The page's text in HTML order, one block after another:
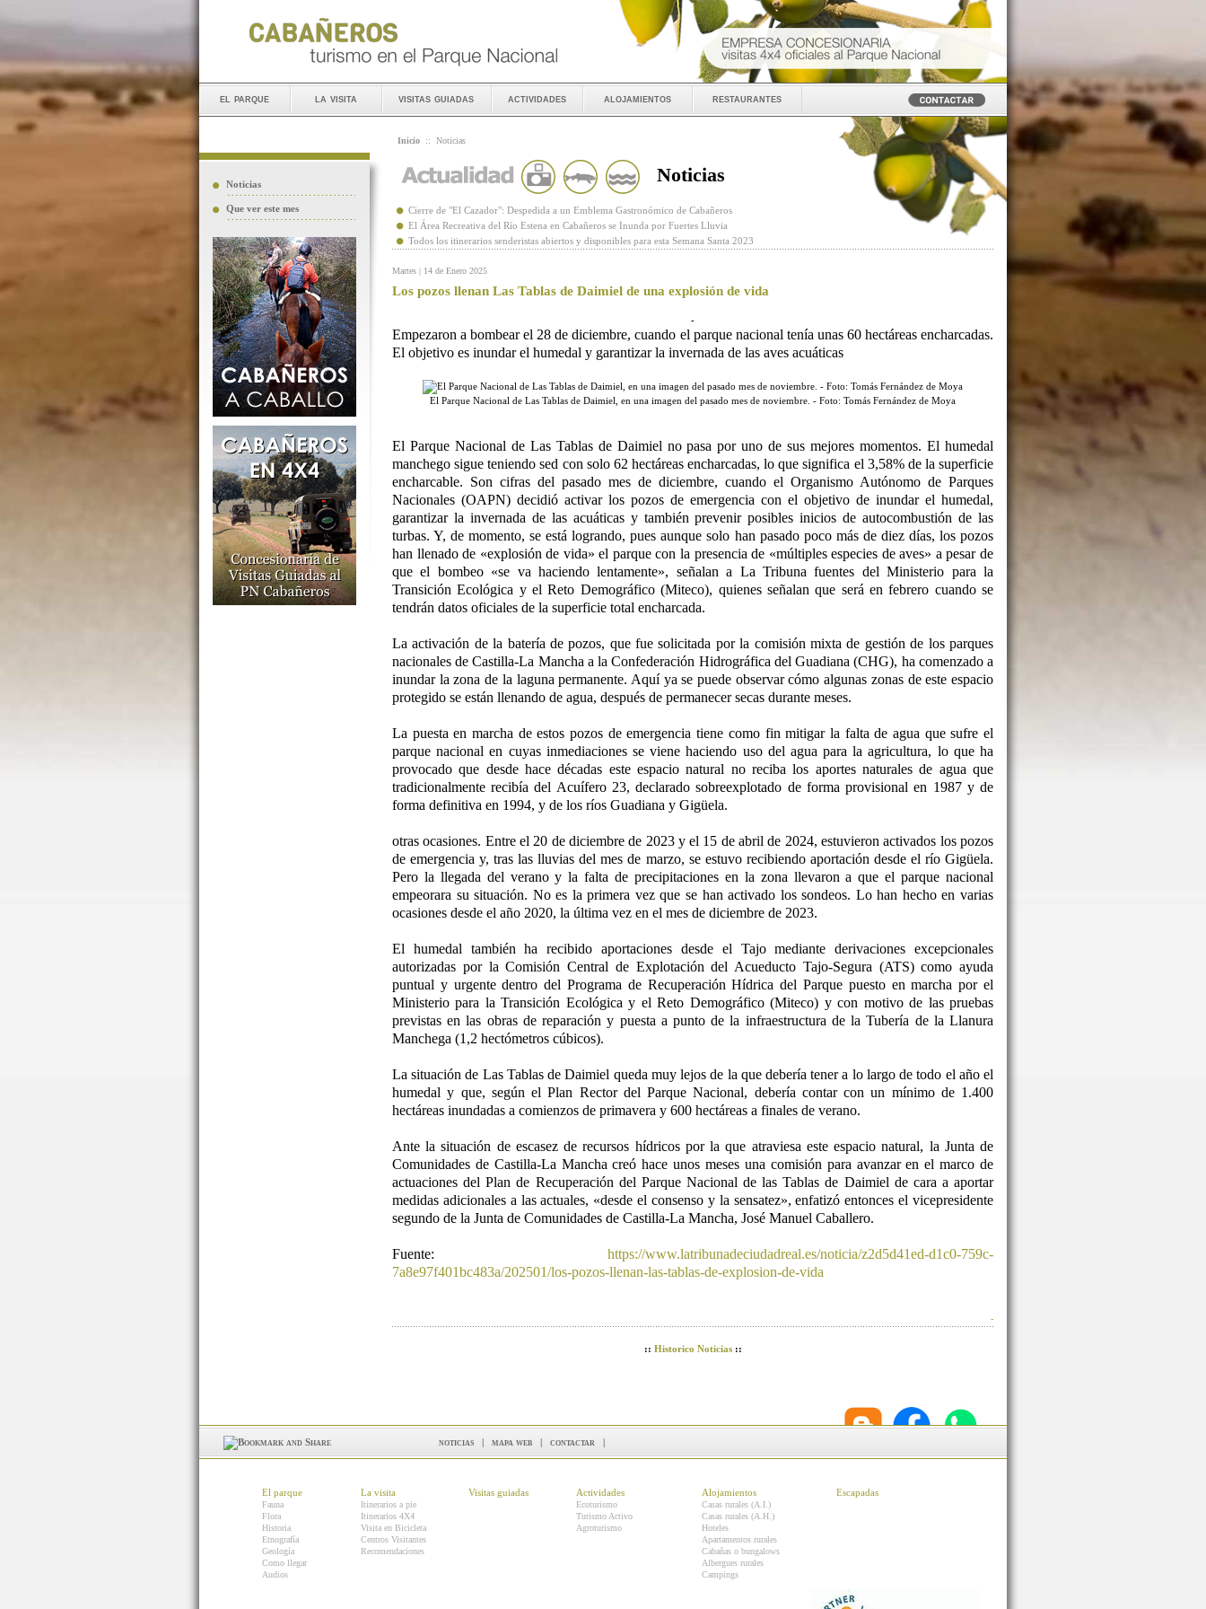
el parque la visita visitas guiadas actividades alojamientos restaurantes
Noticias
Que ver este mes
Inicio :: Noticias
Noticias
Cierre de "El Cazador": Despedida a un Emblema Gastronómico de Cabañeros
El Área Recreativa del Río Estena en Cabañeros se Inunda por Fuertes Lluvia
Todos los itinerarios senderistas abiertos y disponibles para esta Semana Santa 2023
Martes | 14 de Enero 2025
Los pozos llenan Las Tablas de Daimiel de una explosión de vida
-
Empezaron a bombear el 28 de diciembre, cuando el parque nacional tenía unas 60 hectáreas encharcadas.
El objetivo es inundar el humedal y garantizar la invernada de las aves acuáticas
El Parque Nacional de Las Tablas de Daimiel, en una imagen del pasado mes de noviembre. - Foto: Tomás Fernández de Moya
El Parque Nacional de Las Tablas de Daimiel no pasa por uno de sus mejores momentos. El humedal
manchego sigue teniendo sed con solo 62 hectáreas encharcadas, lo que significa el 3,58% de la superficie
encharcable. Son cifras del pasado mes de diciembre, cuando el Organismo Autónomo de Parques
Nacionales (OAPN) decidió activar los pozos de emergencia con el objetivo de inundar el humedal,
garantizar la invernada de las acuáticas y también prevenir posibles inicios de autocombustión de las
turbas. Y, de momento, se está logrando, pues aunque solo han pasado poco más de diez días, los pozos
han llenado de «explosión de vida» el parque con la presencia de «múltiples especies de aves» a pesar de
que el bombeo «se va haciendo lentamente», señalan a La Tribuna fuentes del Ministerio para la
Transición Ecológica y el Reto Demográfico (Miteco), quienes señalan que será en febrero cuando se
tendrán datos oficiales de la superficie total encharcada.
La activación de la batería de pozos, que fue solicitada por la comisión mixta de gestión de los parques
nacionales de Castilla-La Mancha a la Confederación Hidrográfica del Guadiana (CHG), ha comenzado a
inundar la zona de la laguna permanente. Aquí ya se puede observar cómo algunas zonas de este espacio
protegido se están llenando de agua, después de permanecer secas durante meses.
La puesta en marcha de estos pozos de emergencia tiene como fin mitigar la falta de agua que sufre el
parque nacional en cuyas inmediaciones se viene haciendo uso del agua para la agricultura, lo que ha
provocado que desde hace décadas este espacio natural no reciba los aportes naturales de agua que
tradicionalmente recibía del Acuífero 23, declarado sobreexplotado de forma provisional en 1987 y de
forma definitiva en 1994, y de los ríos Guadiana y Gigüela.
otras ocasiones. Entre el 20 de diciembre de 2023 y el 15 de abril de 2024, estuvieron activados los pozos
de emergencia y, tras las lluvias del mes de marzo, se estuvo recibiendo aportación desde el río Gigüela.
Pero la llegada del verano y la falta de precipitaciones en la zona llevaron a que el parque nacional
empeorara su situación. No es la primera vez que se han activado los sondeos. Lo han hecho en varias
ocasiones desde el año 2020, la última vez en el mes de diciembre de 2023.
El humedal también ha recibido aportaciones desde el Tajo mediante derivaciones excepcionales
autorizadas por la Comisión Central de Explotación del Acueducto Tajo-Segura (ATS) como ayuda
puntual y urgente dentro del Programa de Recuperación Hídrica del Parque puesto en marcha por el
Ministerio para la Transición Ecológica y el Reto Demográfico (Miteco) y con motivo de las pruebas
previstas en las obras de reparación y puesta a punto de la infraestructura de la Tubería de la Llanura
Manchega (1,2 hectómetros cúbicos).
La situación de Las Tablas de Daimiel queda muy lejos de la que debería tener a lo largo de todo el año el
humedal y que, según el Plan Rector del Parque Nacional, debería contar con un mínimo de 1.400
hectáreas inundadas a comienzos de primavera y 600 hectáreas a finales de verano.
Ante la situación de escasez de recursos hídricos por la que atraviesa este espacio natural, la Junta de
Comunidades de Castilla-La Mancha creó hace unos meses una comisión para avanzar en el marco de
actuaciones del Plan de Recuperación del Parque Nacional de las Tablas de Daimiel de cara a aportar
medidas adicionales a las actuales, «desde el consenso y la sensatez», enfatizó entonces el vicepresidente
segundo de la Junta de Comunidades de Castilla-La Mancha, José Manuel Caballero.
Fuente: https://www.latribunadeciudadreal.es/noticia/z2d5d41ed-d1c0-759c-
7a8e97f401bc483a/202501/los-pozos-llenan-las-tablas-de-explosion-de-vida
-
:: Historico Noticias::
noticias | mapa web | contactar |
El parque
Fauna
Flora
Historia
Etnografía
Geología
Como llegar
Audios
La visita
Itinerarios a pie
Itinerarios 4X4
Visita en Bicicleta
Centros Visitantes
Recomendaciones
Visitas guiadas Actividades
Ecoturismo
Turismo Activo
Agroturismo
Alojamientos
Casas rurales (A.I.)
Casas rurales (A.H.)
Hoteles
Apartamentos rurales
Cabañas o bungalows
Albergues rurales
Campings
Escapadas